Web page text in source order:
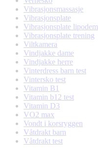
Vibrasjonsmassasje
Vibrasjonsplate
Vibrasjonsplate lipodem
Vibrasjonsplate trening
Viltkamera
Vindjakke dame
Vindjakke herre
Vinterdress barn test
Vintersko test
Vitamin B1
Vitamin b12 test
Vitamin D3
VO2 max
Vondt i korsryggen
Våtdrakt barn
Våtdrakt test